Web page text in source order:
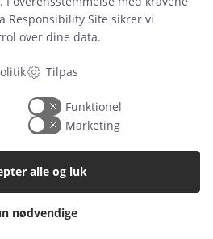
Responsibility Site sikrer vi
over dine data.
Tilpas
Funktionel
Marketing
nødvendige
alle og luk